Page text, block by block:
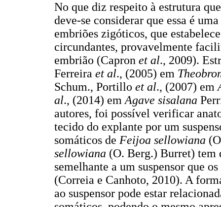
No que diz respeito à estrutura
deve-se considerar que essa é
embriões zigóticos, que
circundantes, provavelmente
embrião (Capron et al., 2009).
Ferreira et al., (2005) em
Schum., Portillo et al., (2007) em
al., (2014) em Agave sisalana
autores, foi possível verificar
tecido do explante por um
somáticos de Feijoa sellowiana
sellowiana (O. Berg.) Burret) tem
semelhante a um suspensor que
(Correia e Canhoto, 2010). A
ao suspensor pode estar